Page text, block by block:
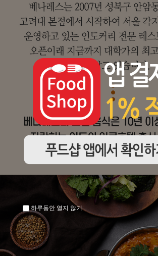
하루동안 열지 않기